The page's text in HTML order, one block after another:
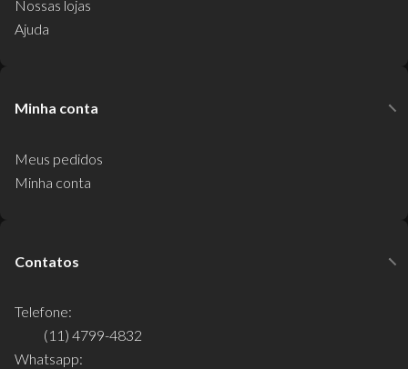
Nossas lojas
Ajuda
Minha conta
Meus pedidos
Minha conta
Contatos
Telefone:
(11) 4799-4832
Whatsapp: